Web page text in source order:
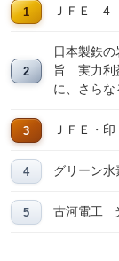
ＪＦＥ
日本製鉄
旨 実力利
に、さら
ＪＦＥ・
グリーン
古河電工